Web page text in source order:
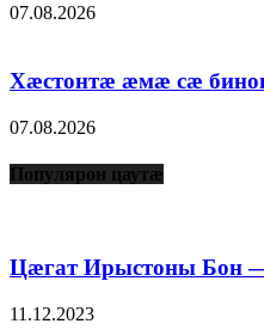
07.08.2026
Хæстонтæ æмæ сæ
07.08.2026
Популярон цаутæ
Цæгат Ирыстоны Бон
11.12.2023